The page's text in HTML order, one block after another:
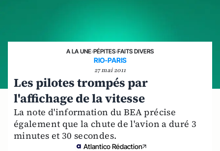
A LA UNE›PÉPITES›FAITS DIVERS
RIO-PARIS
27 mai 2011
Les pilotes trompés par
l'affichage de la vitesse
La note d'information du BEA précise
également que la chute de l'avion a duré 3
minutes et 30 secondes.
Atlantico Rédaction